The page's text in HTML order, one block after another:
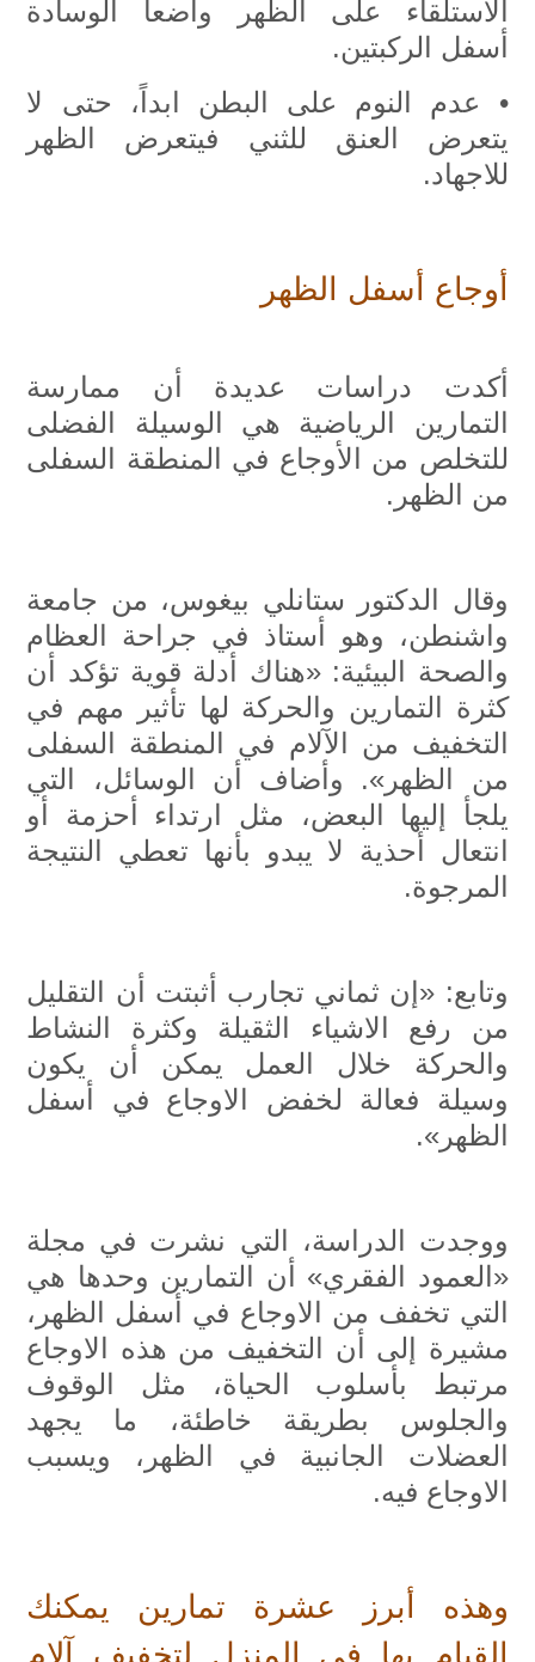
الاستلقاء على الظهر واضعاً الوسادة
أسفل الركبتين.
• عدم النوم على البطن ابداً، حتى لا
يتعرض العنق للثني فيتعرض الظهر
للاجهاد.
أوجاع أسفل الظهر
أكدت دراسات عديدة أن ممارسة
التمارين الرياضية هي الوسيلة الفضلى
للتخلص من الأوجاع في المنطقة السفلى
من الظهر.
وقال الدكتور ستانلي بيغوس، من جامعة
واشنطن، وهو أستاذ في جراحة العظام
والصحة البيئية: «هناك أدلة قوية تؤكد أن
كثرة التمارين والحركة لها تأثير مهم في
التخفيف من الآلام في المنطقة السفلى
من الظهر». وأضاف أن الوسائل، التي
يلجأ إليها البعض، مثل ارتداء أحزمة أو
انتعال أحذية لا يبدو بأنها تعطي النتيجة
المرجوة.
وتابع: «إن ثماني تجارب أثبتت أن التقليل
من رفع الاشياء الثقيلة وكثرة النشاط
والحركة خلال العمل يمكن أن يكون
وسيلة فعالة لخفض الاوجاع في أسفل
الظهر».
ووجدت الدراسة، التي نشرت في مجلة
«العمود الفقري» أن التمارين وحدها هي
التي تخفف من الاوجاع في أسفل الظهر،
مشيرة إلى أن التخفيف من هذه الاوجاع
مرتبط بأسلوب الحياة، مثل الوقوف
والجلوس بطريقة خاطئة، ما يجهد
العضلات الجانبية في الظهر، ويسبب
الاوجاع فيه.
وهذه أبرز عشرة تمارين يمكنك
القيام بها في المنزل لتخفيف آلام